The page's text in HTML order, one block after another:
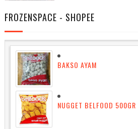
FROZENSPACE - SHOPEE
BAKSO AYAM
NUGGET BELFOOD 500GR